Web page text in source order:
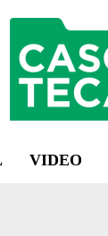
VIDEO